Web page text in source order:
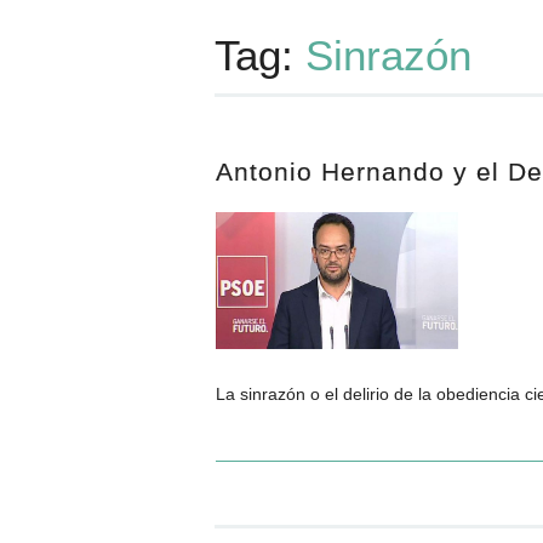
Tag: Sinrazón
Antonio Hernando y el
La sinrazón o el delirio de la obediencia